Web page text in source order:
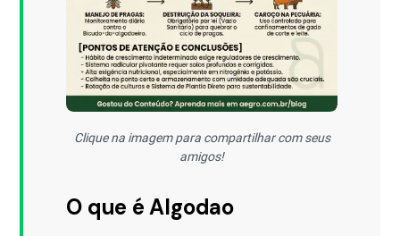
Clique na imagem para compartilhar com seus
amigos!
O que é Algodao